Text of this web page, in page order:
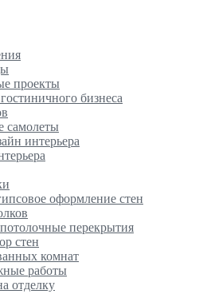
проекты
бизнеса
самолеты
интерьера
оформление стен
перекрытия
стен
комнат
работы
отделку